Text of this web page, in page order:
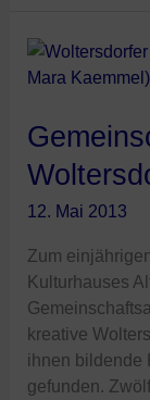
12. Mai 2013
Zum
Kulturhauses
kreative
ihnen bildende
gefunden.
von
Künstler/innen